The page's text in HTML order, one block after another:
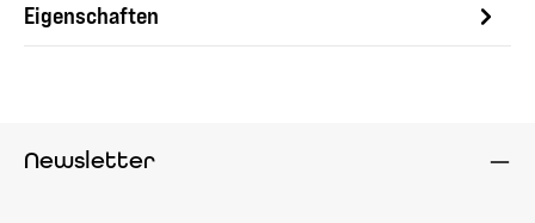
Eigenschaften
Newsletter